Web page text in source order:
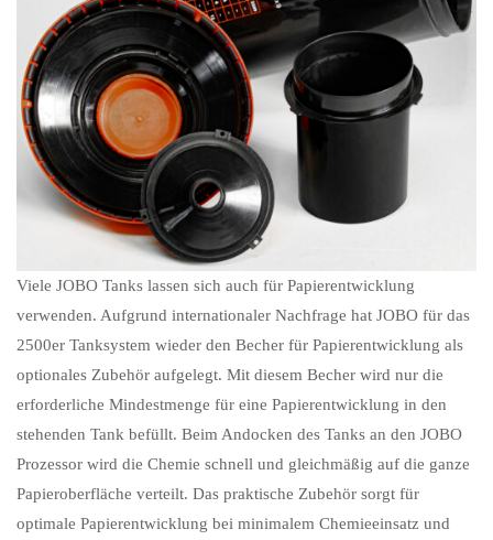
Viele JOBO Tanks lassen sich auch für Papierentwicklung
verwenden. Aufgrund internationaler Nachfrage hat JOBO für das
2500er Tanksystem wieder den Becher für Papierentwicklung als
optionales Zubehör aufgelegt. Mit diesem Becher wird nur die
erforderliche Mindestmenge für eine Papierentwicklung in den
stehenden Tank befüllt. Beim Andocken des Tanks an den JOBO
Prozessor wird die Chemie schnell und gleichmäßig auf die ganze
Papieroberfläche verteilt. Das praktische Zubehör sorgt für
optimale Papierentwicklung bei minimalem Chemieeinsatz und